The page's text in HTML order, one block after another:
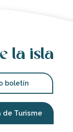
la isla
boletín
de Turisme